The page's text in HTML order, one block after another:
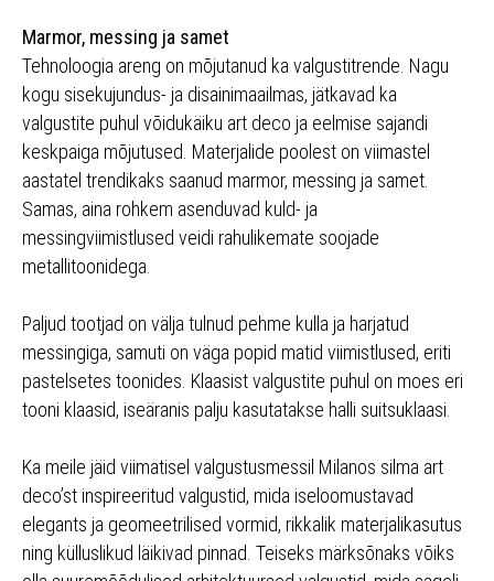
Marmor, messing ja samet
Tehnoloogia areng on mõjutanud ka valgustitrende. Nagu
kogu sisekujundus- ja disainimaailmas, jätkavad ka
valgustite puhul võidukäiku art deco ja eelmise sajandi
keskpaiga mõjutused. Materjalide poolest on viimastel
aastatel trendikaks saanud marmor, messing ja samet.
Samas, aina rohkem asenduvad kuld- ja
messingviimistlused veidi rahulikemate soojade
metallitoonidega.
Paljud tootjad on välja tulnud pehme kulla ja harjatud
messingiga, samuti on väga popid matid viimistlused, eriti
pastelsetes toonides. Klaasist valgustite puhul on moes eri
tooni klaasid, iseäranis palju kasutatakse halli suitsuklaasi.
Ka meile jäid viimatisel valgustusmessil Milanos silma art
deco’st inspireeritud valgustid, mida iseloomustavad
elegants ja geomeetrilised vormid, rikkalik materjalikasutus
ning külluslikud läikivad pinnad. Teiseks märksõnaks võiks